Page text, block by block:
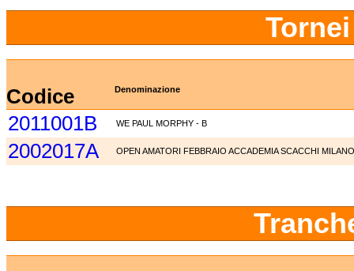
Codice Denominazione
2011001B WE PAUL MORPHY - B
2002017A OPEN AMATORI FEBBRAIO ACCADEMIA SCACCHI MILANO